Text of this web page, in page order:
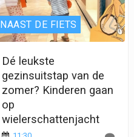
NAAST DE FIETS
Dé leukste
gezinsuitstap van de
zomer? Kinderen gaan
op
wielerschattenjacht